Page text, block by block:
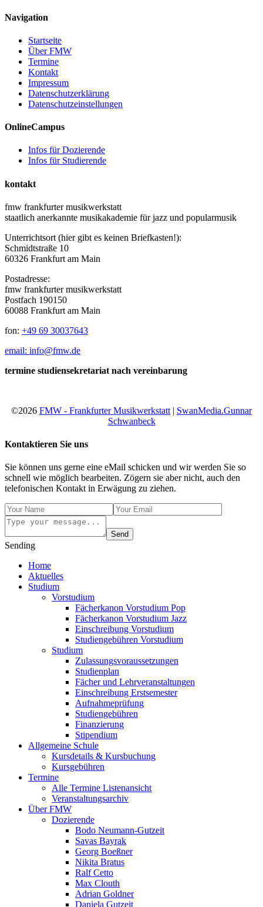
Navigation
Startseite
Über FMW
Termine
Kontakt
Impressum
Datenschutzerklärung
Datenschutzeinstellungen
OnlineCampus
Infos für Dozierende
Infos für Studierende
kontakt
fmw frankfurter musikwerkstatt
staatlich anerkannte musikakademie für jazz und popularmusik
Unterrichtsort (hier gibt es keinen Briefkasten!):
Schmidtstraße 10
60326 Frankfurt am Main
Postadresse:
fmw frankfurter musikwerkstatt
Postfach 190150
60088 Frankfurt am Main
fon: +49 69 30037643
email: info@fmw.de
termine studiensekretariat nach vereinbarung
©2026 FMW - Frankfurter Musikwerkstatt | SwanMedia.Gunnar
Schwanbeck
Kontaktieren Sie uns
Sie können uns gerne eine eMail schicken und wir werden Sie so
schnell wie möglich bearbeiten. Zögern sie aber nicht, auch den
telefonischen Kontakt in Erwägung zu ziehen.
Send
Sending
Home
Aktuelles
Studium
Vorstudium
Fächerkanon Vorstudium Pop
Fächerkanon Vorstudium Jazz
Einschreibung Vorstudium
Studiengebühren Vorstudium
Studium
Zulassungsvoraussetzungen
Studienplan
Fächer und Lehrveranstaltungen
Einschreibung Erstsemester
Aufnahmeprüfung
Studiengebühren
Finanzierung
Stipendium
Allgemeine Schule
Kursdetails & Kursbuchung
Kursgebühren
Termine
Alle Termine Listenansicht
Veranstaltungsarchiv
Über FMW
Dozierende
Bodo Neumann-Gutzeit
Savas Bayrak
Georg Boeßner
Nikita Bratus
Ralf Cetto
Max Clouth
Adrian Goldner
Daniela Gutzeit